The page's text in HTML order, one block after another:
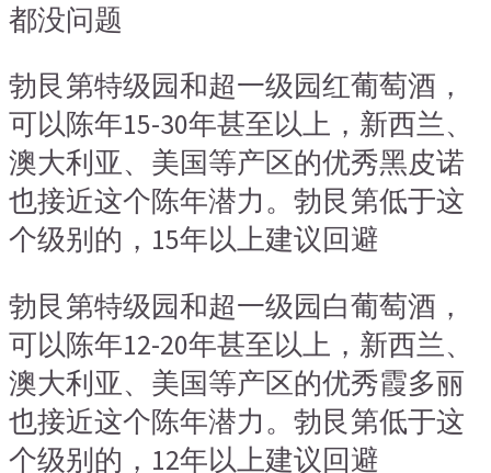
都没问题
勃艮第特级园和超一级园红葡萄酒，
可以陈年15-30年甚至以上，新西兰、
澳大利亚、美国等产区的优秀黑皮诺
也接近这个陈年潜力。勃艮第低于这
个级别的，15年以上建议回避
勃艮第特级园和超一级园白葡萄酒，
可以陈年12-20年甚至以上，新西兰、
澳大利亚、美国等产区的优秀霞多丽
也接近这个陈年潜力。勃艮第低于这
个级别的，12年以上建议回避